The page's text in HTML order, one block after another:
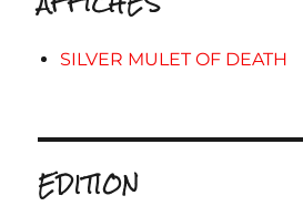
SILVER MULET OF DEATH
EDITION